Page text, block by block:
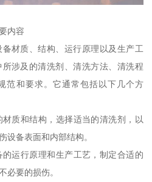
内容
材质、结构、运行原理以及生产工
涉及的清洗剂、清洗方法、清洗程
范和要求。它通常包括以下几个方
质和结构，选择适当的清洗剂，以
设备表面和内部结构。
运行原理和生产工艺，制定合适的
必要的损伤。